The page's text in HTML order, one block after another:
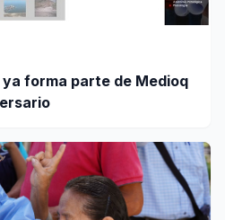
forma parte de Medioq